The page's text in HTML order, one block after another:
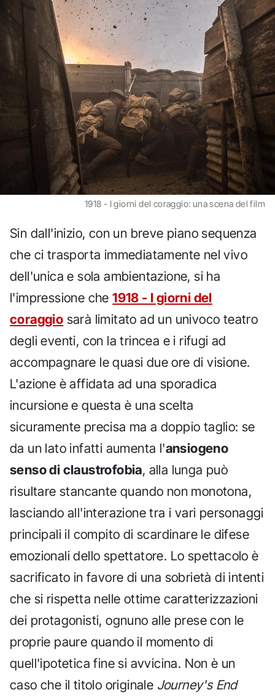
1918 - I giorni del coraggio: una scena del film
Sin dall'inizio, con un breve piano sequenza
che ci trasporta immediatamente nel vivo
dell'unica e sola ambientazione, si ha
l'impressione che1918 - I giorni del
coraggio sarà limitato ad un univoco teatro
degli eventi, con la trincea e i rifugi ad
accompagnare le quasi due ore di visione.
L'azione è affidata ad una sporadica
incursione e questa è una scelta
sicuramente precisa ma a doppio taglio: se
da un lato infatti aumenta l'ansiogeno
senso di claustrofobia, alla lunga può
risultare stancante quando non monotona,
lasciando all'interazione tra i vari personaggi
principali il compito di scardinare le difese
emozionali dello spettatore. Lo spettacolo è
sacrificato in favore di una sobrietà di intenti
che si rispetta nelle ottime caratterizzazioni
dei protagonisti, ognuno alle prese con le
proprie paure quando il momento di
quell'ipotetica fine si avvicina. Non è un
caso che il titolo originale Journey's End